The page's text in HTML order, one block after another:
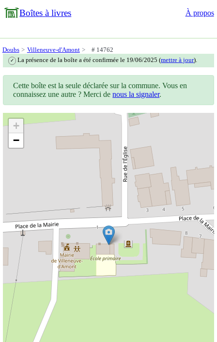
Boîtes à livres À propos
Doubs Villeneuve-d'Amont # 14762
✓ La présence de la boîte a été confirmée le 19/06/2025 (mettre à jour).
Cette boîte est la seule déclarée sur la commune. Vous en
connaissez une autre ? Merci denous la signaler.
+
−